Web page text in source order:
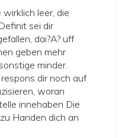
leer, die
sei dir
dai?A? uff
geben mehr
minder.
dir noch auf
woran
innehaben Die
Handen dich an